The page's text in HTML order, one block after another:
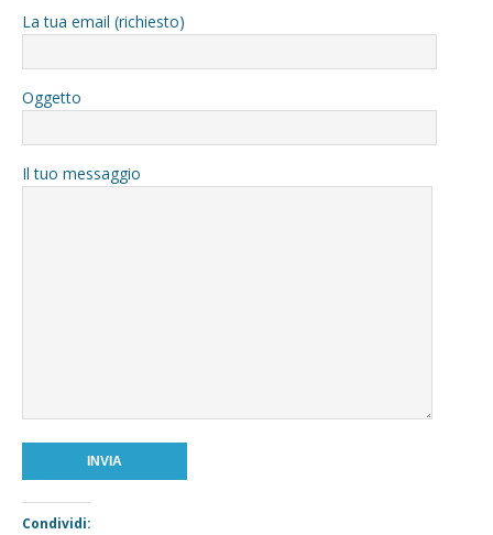
La tua email (richiesto)
Oggetto
Il tuo messaggio
Condividi: